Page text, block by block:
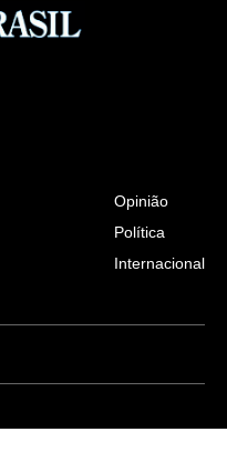
Opinião
Política
Internacional